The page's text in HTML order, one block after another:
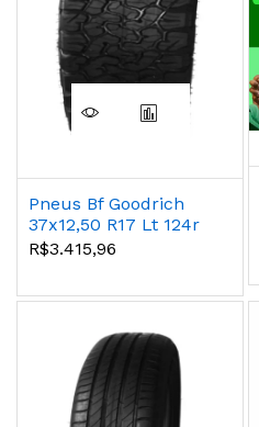
Pneus Bf Goodrich
37x12,50 R17 Lt 124r
All Terrain Ko2
R$3.415,96